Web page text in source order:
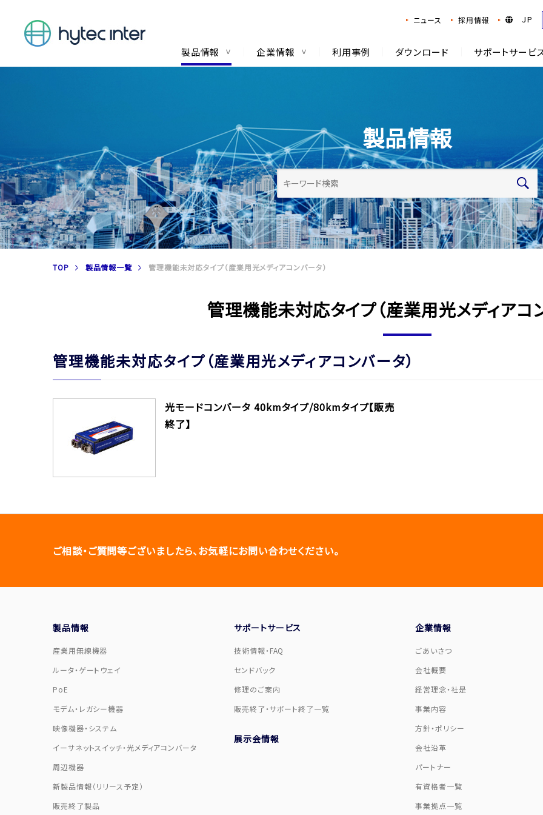
ニュース 採用情報 JP
製品情報 企業情報 利用事例 ダウンロード サポートサービ
製品情報
TOP 製品情報一覧 管理機能未対応タイプ（産業用光メディアコンバータ）
管理機能未対応タイプ（産業用光メディアコ
管理機能未対応タイプ（産業用光メディアコンバータ）
光モードコンバータ 40kmタイプ/80kmタイプ【販売
終了】
ご相談・ご質問等ございましたら、お気軽にお問い合わせください。
製品情報
産業用無線機器
ルータ・ゲートウェイ
PoE
モデム・レガシー機器
映像機器・システム
イーサネットスイッチ・光メディアコンバータ
周辺機器
新製品情報（リリース予定）
販売終了製品
サポートサービス
技術情報・FAQ
センドバック
修理のご案内
販売終了・サポート終了一覧
展示会情報
企業情報
ごあいさつ
会社概要
経営理念・社是
事業内容
方針・ポリシー
会社沿革
パートナー
有資格者一覧
事業拠点一覧